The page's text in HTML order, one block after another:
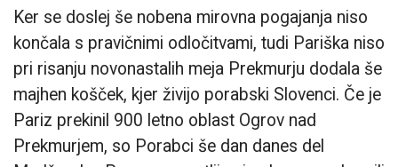
Ker se doslej še nobena mirovna pogajanja niso
končala s pravičnimi odločitvami, tudi Pariška niso
pri risanju novonastalih meja Prekmurju dodala še
majhen košček, kjer živijo porabski Slovenci. Če je
Pariz prekinil 900 letno oblast Ogrov nad
Prekmurjem, so Porabci še dan danes del